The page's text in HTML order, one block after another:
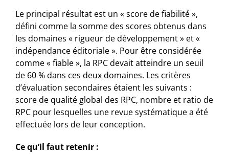
Le principal résultat est un « score de fiabilité »,
défini comme la somme des scores obtenus dans
les domaines « rigueur de développement » et «
indépendance éditoriale ». Pour être considérée
comme « fiable », la RPC devait atteindre un seuil
de 60 % dans ces deux domaines. Les critères
d’évaluation secondaires étaient les suivants :
score de qualité global des RPC, nombre et ratio de
RPC pour lesquelles une revue systématique a été
effectuée lors de leur conception.
Ce qu’il faut retenir :